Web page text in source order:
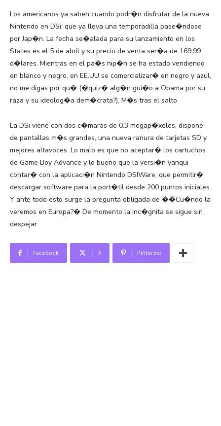
Los americanos ya saben cuando podr�n disfrutar de la nueva
Nintendo en DSi, que ya lleva una temporadilla pase�ndose
por Jap�n. La fecha se�alada para su lanzamiento en los
States es el 5 de abril y su precio de venta ser�a de 169,99
d�lares. Mientras en el pa�s nip�n se ha estado vendiendo
en blanco y negro, en EE.UU se comercializar� en negro y azul,
no me digas por qu� (�quiz� alg�n gui�o a Obama por su
raza y su ideolog�a dem�crata?). M�s tras el salto
La DSi viene con dos c�maras de 0.3 megap�xeles, dispone
de pantallas m�s grandes, una nueva ranura de tarjetas SD y
mejores altavoces. Lo malo es que no aceptar� los cartuchos
de Game Boy Advance y lo bueno que la versi�n yanqui
contar� con la aplicaci�n Nintendo DSIWare, que permitir�
descargar software para la port�til desde 200 puntos iniciales.
Y ante todo esto surge la pregunta obligada de ��Cu�ndo la
veremos en Europa?� De momento la inc�gnita se sigue sin
despejar
Facebook X Pinterest